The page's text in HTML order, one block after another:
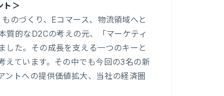
ト＞
のづくり、Eコマース、物流領域へと
質的なD2Cの考えの元、「マーケティ
した。その成長を支える一つのキーと
えています。その中でも今回の3名の新
ントへの提供価値拡大、当社の経済圏